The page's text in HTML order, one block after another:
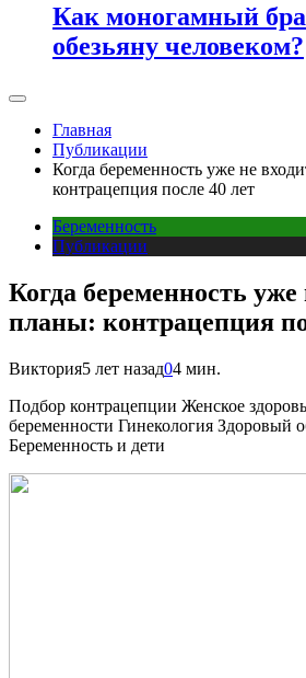
Как моногамный
обезьяну человеком?
Главная
Публикации
Когда беременность уже не
контрацепция после 40 лет
Беременность
Публикации
Когда беременность уже
планы: контрацепция
Виктория5 лет назад04 мин.
Подбор контрацепции Женское
беременности Гинекология Здоровый
Беременность и дети